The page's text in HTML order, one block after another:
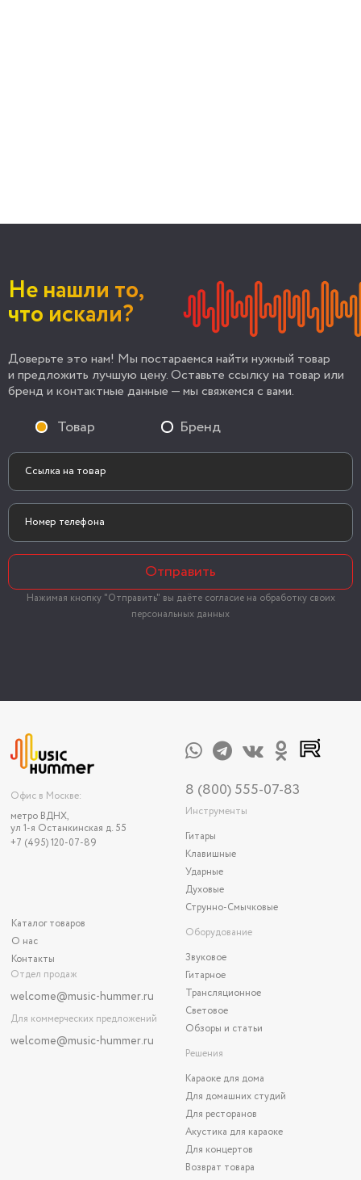
Не нашли то,
что искали?
Доверьте это нам! Мы постараемся найти нужный товар
и предложить лучшую цену. Оставьте ссылку на товар или
бренд и контактные данные — мы свяжемся с вами.
Товар Бренд
Отправить
Нажимая кнопку "Отправить" вы даёте согласие на обработку своих
персональных данных
Офис в Москве:
метро ВДНХ,
ул 1-я Останкинская д. 55
+7 (495) 120-07-89
Каталог товаров
О нас
Контакты
Отдел продаж
welcome@music-hummer.ru
Для коммерческих предложений
welcome@music-hummer.ru
8 (800) 555-07-83
Инструменты
Гитары
Клавишные
Ударные
Духовые
Струнно-Смычковые
Оборудование
Звуковое
Гитарное
Трансляционное
Световое
Обзоры и статьи
Решения
Караоке для дома
Для домашних студий
Для ресторанов
Акустика для караоке
Для концертов
Возврат товара